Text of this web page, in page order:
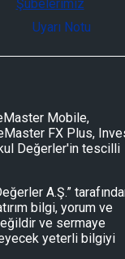
Şubelerimiz
Uyarı Notu
Mobile,
FX Plus,
Değerler'in tescilli
A.Ş.”
bilgi, yorum ve
ve sermaye
yeterli bilgiyi